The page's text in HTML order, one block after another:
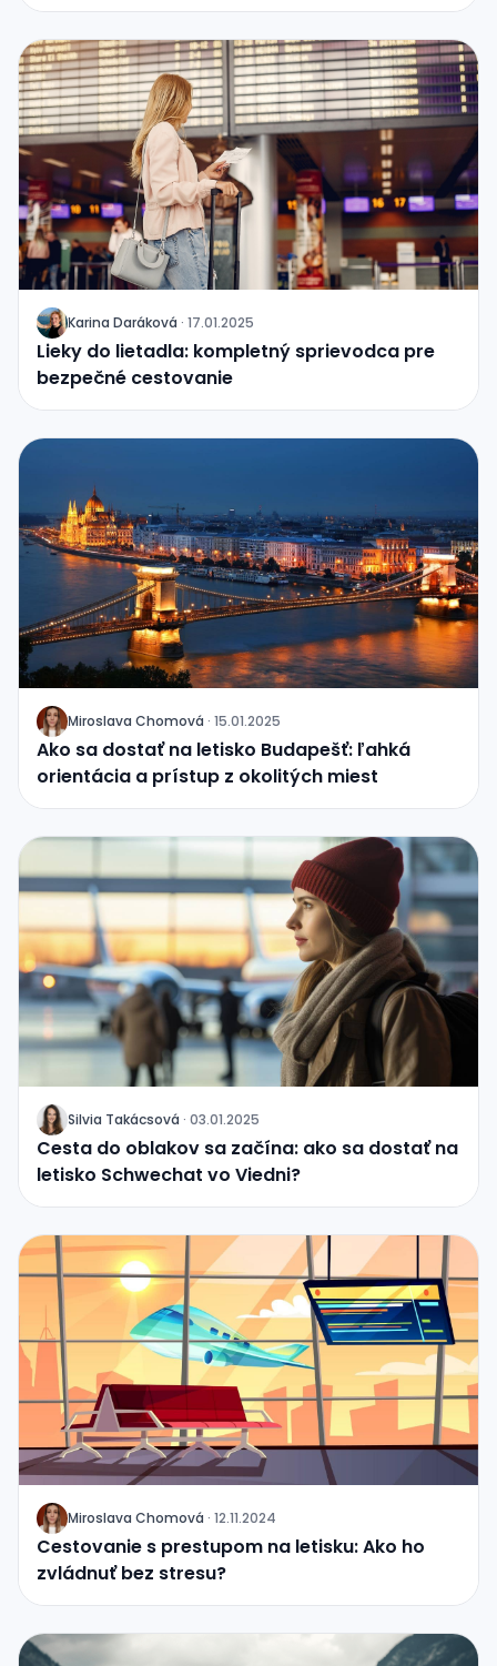
J Karina Daráková · 17.01.2025
Lieky do lietadla: kompletný sprievodca pre
bezpečné cestovanie
J Miroslava Chomová · 15.01.2025
Ako sa dostať na letisko Budapešť: ľahká
orientácia a prístup z okolitých miest
J Silvia Takácsová · 03.01.2025
Cesta do oblakov sa začína: ako sa dostať na
letisko Schwechat vo Viedni?
J Miroslava Chomová · 12.11.2024
Cestovanie s prestupom na letisku: Ako ho
zvládnuť bez stresu?